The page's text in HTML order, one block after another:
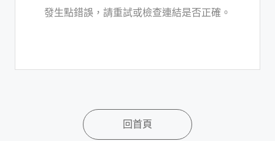
發生點錯誤，請重試或檢查連結是否正確。
回首頁